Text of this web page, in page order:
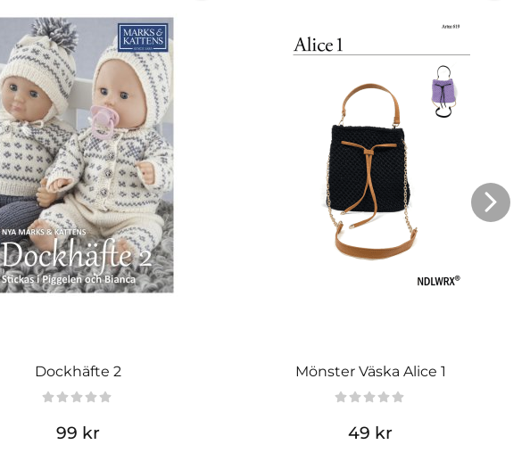
Dockhäfte 2
99 kr
Mönster Väska Alice 1
49 kr